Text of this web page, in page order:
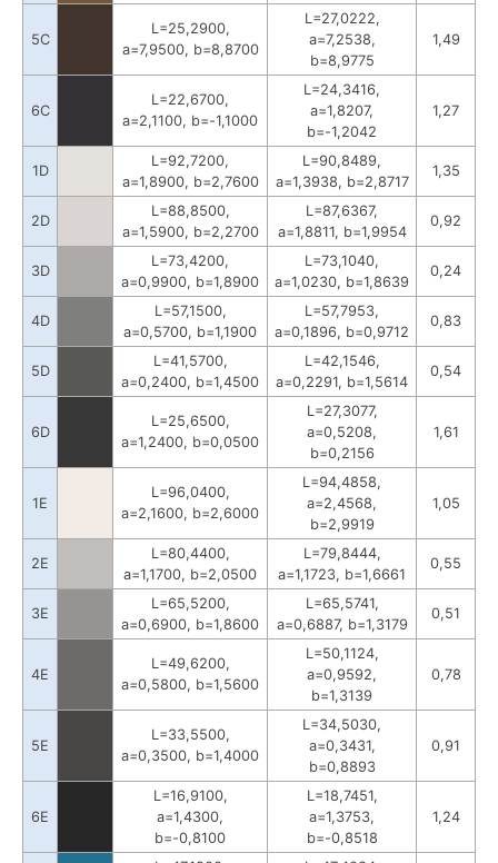
5C
L=25,2900,
a=7,9500, b=8,8700
L=27,0222,
a=7,2538,
b=8,9775
1,49
6C
L=22,6700,
a=2,1100, b=-1,1000
L=24,3416,
a=1,8207,
b=-1,2042
1,27
1D
L=92,7200,
a=1,8900, b=2,7600
L=90,8489,
a=1,3938, b=2,8717
1,35
2D
L=88,8500,
a=1,5900, b=2,2700
L=87,6367,
a=1,8811, b=1,9954
0,92
3D
L=73,4200,
a=0,9900, b=1,8900
L=73,1040,
a=1,0230, b=1,8639
0,24
4D
L=57,1500,
a=0,5700, b=1,1900
L=57,7953,
a=0,1896, b=0,9712
0,83
5D
L=41,5700,
a=0,2400, b=1,4500
L=42,1546,
a=0,2291, b=1,5614
0,54
6D
L=25,6500,
a=1,2400, b=0,0500
L=27,3077,
a=0,5208,
b=0,2156
1,61
1E
L=96,0400,
a=2,1600, b=2,6000
L=94,4858,
a=2,4568,
b=2,9919
1,05
2E
L=80,4400,
a=1,1700, b=2,0500
L=79,8444,
a=1,1723, b=1,6661
0,55
3E
L=65,5200,
a=0,6900, b=1,8600
L=65,5741,
a=0,6887, b=1,3179
0,51
4E
L=49,6200,
a=0,5800, b=1,5600
L=50,1124,
a=0,9592,
b=1,3139
0,78
5E
L=33,5500,
a=0,3500, b=1,4000
L=34,5030,
a=0,3431,
b=0,8893
0,91
6E
L=16,9100,
a=1,4300,
b=-0,8100
L=18,7451,
a=1,3753,
b=-0,8518
1,24